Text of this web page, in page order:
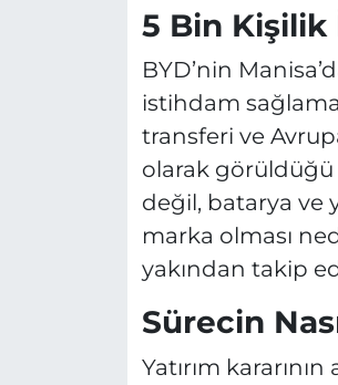
5 Bin
BYD’nin
istihdam
transferi ve
olarak görüldüğü
değil, batarya ve
marka olması
yakından takip
Sürecin
Yatırım